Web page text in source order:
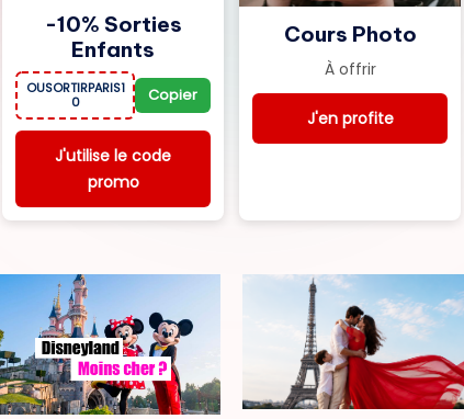
-10% Sorties
Enfants
OUSORTIRPARIS1
0
Copier
J'utilise le code
promo
Cours Photo
À offrir
J'en profite